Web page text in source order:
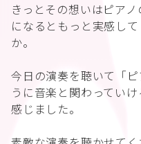
きっとその想いはピア
になるともっと実感し
か。
今日の演奏を聴いて「
うに音楽と関わってい
感じました。